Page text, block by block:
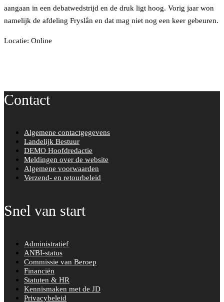
aangaan in een debatwedstrijd en de druk ligt hoog. Vorig jaar won
namelijk de afdeling Fryslân en dat mag niet nog een keer gebeuren.
Locatie: Online
Contact
Algemene contactgegevens
Landelijk Bestuur
DEMO Hoofdredactie
Meldingen over de website
Algemene voorwaarden
Verzend- en retourbeleid
Snel van start
Administratief
ANBI-status
Commissie van Beroep
Financiën
Statuten & HR
Kennismaken met de JD
Privacybeleid